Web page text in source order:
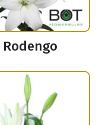
Rodengo